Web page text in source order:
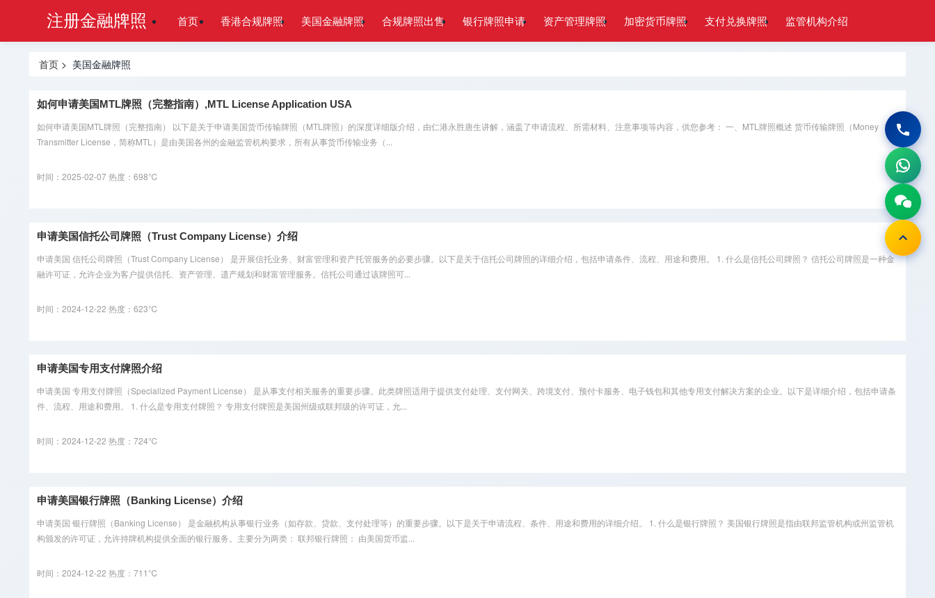
注册金融牌照 首页 香港合规牌照 美国金融牌照 合规牌照出售 银行牌照申请 资产管理牌照 加密货币牌照 支付兑换牌照 监管机构介绍
首页 > 美国金融牌照
如何申请美国MTL牌照（完整指南）,MTL License Application USA
如何申请美国MTL牌照（完整指南） 以下是关于申请美国货币传输牌照（MTL牌照）的深度详细版介绍，由仁港永胜唐生讲解，涵盖了申请流程、所需材料、注意事项等内容，供您参考： 一、MTL牌照概述 货币传输牌照（Money
Transmitter License，简称MTL）是由美国各州的金融监管机构要求，所有从事货币传输业务（...
时间：2025-02-07热度：698℃
申请美国信托公司牌照（Trust Company License）介绍
申请美国 信托公司牌照（Trust Company License） 是开展信托业务、财富管理和资产托管服务的必要步骤。以下是关于信托公司牌照的详细介绍，包括申请条件、流程、用途和费用。 1. 什么是信托公司牌照？ 信托公司牌照是一种金
融许可证，允许企业为客户提供信托、资产管理、遗产规划和财富管理服务。信托公司通过该牌照可...
时间：2024-12-22 热度：623℃
申请美国专用支付牌照介绍
申请美国 专用支付牌照（Specialized Payment License） 是从事支付相关服务的重要步骤。此类牌照适用于提供支付处理、支付网关、跨境支付、预付卡服务、电子钱包和其他专用支付解决方案的企业。以下是详细介绍，包括申请条
件、流程、用途和费用。 1. 什么是专用支付牌照？ 专用支付牌照是美国州级或联邦级的许可证，允...
时间：2024-12-22 热度：724℃
申请美国银行牌照（Banking License）介绍
申请美国 银行牌照（Banking License） 是金融机构从事银行业务（如存款、贷款、支付处理等）的重要步骤。以下是关于申请流程、条件、用途和费用的详细介绍。 1. 什么是银行牌照？ 美国银行牌照是指由联邦监管机构或州监管机
构颁发的许可证，允许持牌机构提供全面的银行服务。主要分为两类： 联邦银行牌照： 由美国货币监...
时间：2024-12-22 热度：711℃